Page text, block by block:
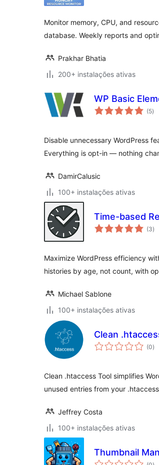
Monitor memory, CPU, and
database. Weekly reports and
Prakhar Bhatia
200+ instalações ativas
WP Basic
(5)
Disable unnecessary WordPress
Everything is opt-in — nothing
DamirCalusic
100+ instalações ativas
Time-based
(3)
Maximize WordPress efficiency
histories by age, not count, with
Michael Sablone
100+ instalações ativas
Clean
(0)
Clean .htaccess Tool simplifies
unused entries from your
Jeffrey Costa
100+ instalações ativas
Thumbnail